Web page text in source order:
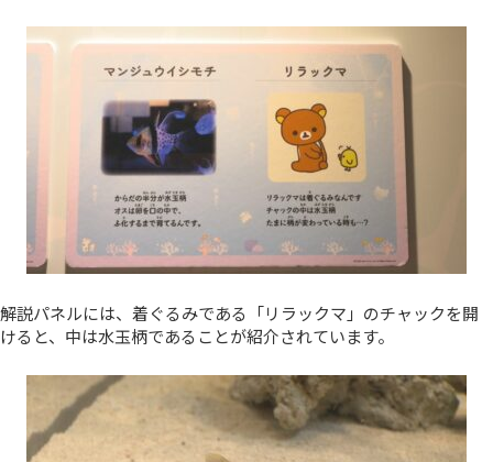
解説パネルには、着ぐるみである「リラックマ」のチャックを開
けると、中は水玉柄であることが紹介されています。